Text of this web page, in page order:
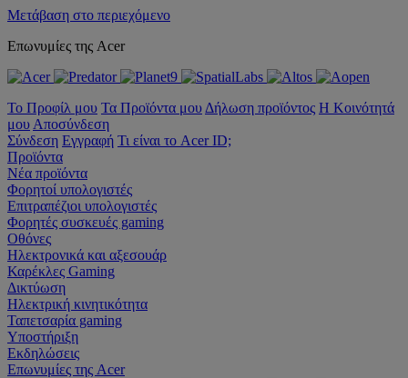
Μετάβαση στο περιεχόμενο
Επωνυμίες της Acer
Το Προφίλ μου Τα Προϊόντα μου Δήλωση προϊόντος Η Κοινότητά
μου Αποσύνδεση
Σύνδεση Εγγραφή Τι είναι το Acer ID;
Προϊόντα
Νέα προϊόντα
Φορητοί υπολογιστές
Επιτραπέζιοι υπολογιστές
Φορητές συσκευές gaming
Οθόνες
Ηλεκτρονικά και αξεσουάρ
Καρέκλες Gaming
Δικτύωση
Ηλεκτρική κινητικότητα
Ταπετσαρία gaming
Υποστήριξη
Εκδηλώσεις
Επωνυμίες της Acer